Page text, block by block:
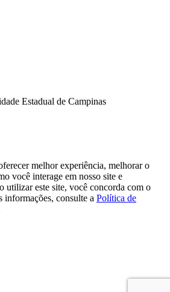
Estadual de Campinas
melhor experiência, melhorar o
você interage em nosso site e
utilizar este site, você concorda com o
informações, consulte a Política de